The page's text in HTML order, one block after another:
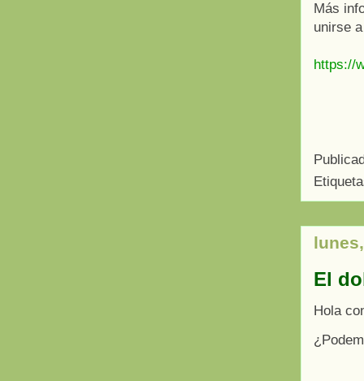
Más
unirse
https://
El
Hola